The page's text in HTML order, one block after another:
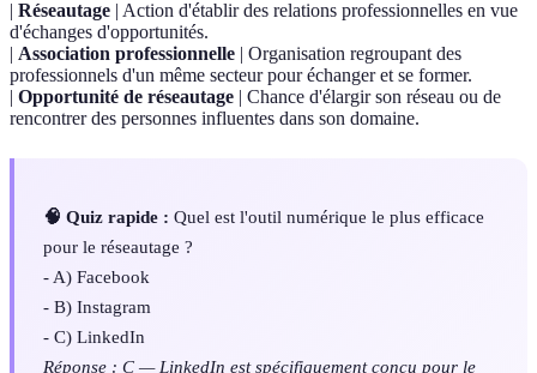
| Réseautage | Action d'établir des relations professionnelles en vue
d'échanges d'opportunités.
| Association professionnelle | Organisation regroupant des
professionnels d'un même secteur pour échanger et se former.
| Opportunité de réseautage | Chance d'élargir son réseau ou de
rencontrer des personnes influentes dans son domaine.
🧠 Quiz rapide : Quel est l'outil numérique le plus efficace
pour le réseautage ?
- A) Facebook
- B) Instagram
- C) LinkedIn
Réponse : C — LinkedIn est spécifiquement conçu pour le